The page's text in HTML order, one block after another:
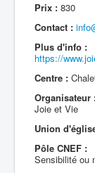
Prix : 830
Contact :
Plus d'info :
https://
Centre :
Organisateur
Joie et Vie
Union
Pôle CNEF :
Sensibilité ou